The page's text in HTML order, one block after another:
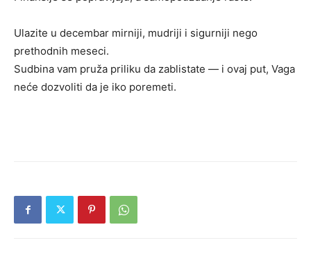
Ulazite u decembar mirniji, mudriji i sigurniji nego
prethodnih meseci.
Sudbina vam pruža priliku da zablistate — i ovaj put, Vaga
neće dozvoliti da je iko poremeti.